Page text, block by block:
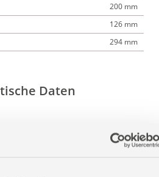
200 mm
126 mm
294 mm
Daten
200 mm